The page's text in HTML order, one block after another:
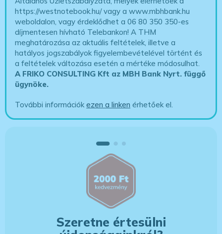
https://westnotebook.hu/vagy a www.mbhbank.hu
weboldalon, vagy érdeklődhet a 06 80 350 350-es
díjmentesen hívható Telebankon! A THM
meghatározása az aktuális feltételek, illetve a
hatályos jogszabályok figyelembevételével történt és
a feltételek változása esetén a mértéke módosulhat.
A FRIKO CONSULTING Kft az MBH Bank Nyrt. függő
ügynöke.
További információkezen a linken érhetőek el.
Szeretne értesülni